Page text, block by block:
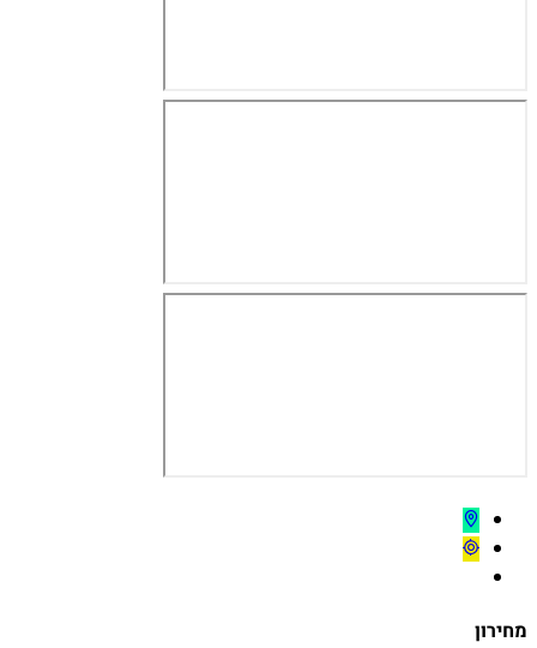
מחירון